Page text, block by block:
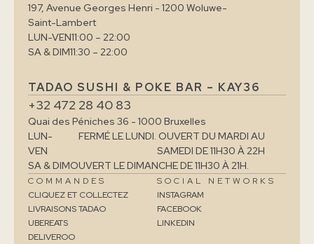
197, Avenue Georges Henri - 1200 Woluwe-
Saint-Lambert
LUN-VEN11:00 – 22:00
SA & DIM11:30 – 22:00
TADAO SUSHI & POKE BAR – KAY36
+32 472 28 40 83
Quai des Péniches 36 - 1000 Bruxelles
LUN-
VEN
FERMÉ LE LUNDI. OUVERT DU MARDI AU
SAMEDI DE 11H30 À 22H
SA & DIMOUVERT LE DIMANCHE DE 11H30 À 21H.
COMMANDES
CLIQUEZ ET COLLECTEZ
LIVRAISONS TADAO
UBEREATS
DELIVEROO
SOCIAL NETWORKS
INSTAGRAM
FACEBOOK
LINKEDIN